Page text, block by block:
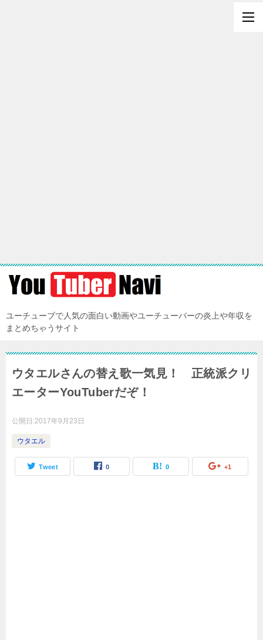
ユーチューブで人気の面白い動画やユーチューバーの炎上や年収を
まとめちゃうサイト
ウタエルさんの替え歌一気見！ 正統派クリ
エーターYouTuberだぞ！
公開日:2017年9月23日
ウタエル
Tweet 0 0 +1